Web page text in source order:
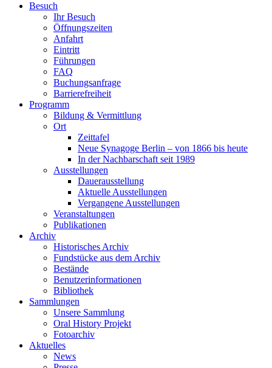
Besuch
Ihr Besuch
Öffnungszeiten
Anfahrt
Eintritt
Führungen
FAQ
Buchungsanfrage
Barrierefreiheit
Programm
Bildung & Vermittlung
Ort
Zeittafel
Neue Synagoge Berlin – von 1866 bis heute
In der Nachbarschaft seit 1989
Ausstellungen
Dauerausstellung
Aktuelle Ausstellungen
Vergangene Ausstellungen
Veranstaltungen
Publikationen
Archiv
Historisches Archiv
Fundstücke aus dem Archiv
Bestände
Benutzerinformationen
Bibliothek
Sammlungen
Unsere Sammlung
Oral History Projekt
Fotoarchiv
Aktuelles
News